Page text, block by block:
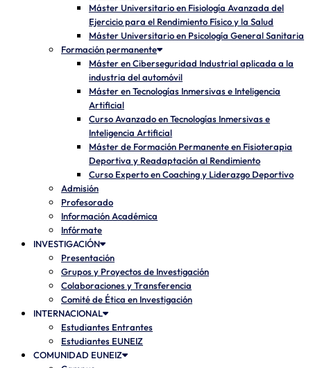
Máster Universitario en Fisiología Avanzada del
Ejercicio para el Rendimiento Físico y la Salud
Máster Universitario en Psicología General Sanitaria
Formación permanente
Máster en Ciberseguridad Industrial aplicada a la
industria del automóvil
Máster en Tecnologías Inmersivas e Inteligencia
Artificial
Curso Avanzado en Tecnologías Inmersivas e
Inteligencia Artificial
Máster de Formación Permanente en Fisioterapia
Deportiva y Readaptación al Rendimiento
Curso Experto en Coaching y Liderazgo Deportivo
Admisión
Profesorado
Información Académica
Infórmate
INVESTIGACIÓN
Presentación
Grupos y Proyectos de Investigación
Colaboraciones y Transferencia
Comité de Ética en Investigación
INTERNACIONAL
Estudiantes Entrantes
Estudiantes EUNEIZ
COMUNIDAD EUNEIZ